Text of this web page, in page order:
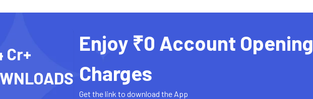
Cr+
Enjoy ₹0 Account Opening
Charges
Get the link to download the App